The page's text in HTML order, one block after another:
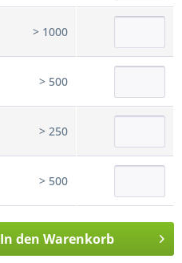
> 1000
> 500
> 250
> 500
In den Warenkorb